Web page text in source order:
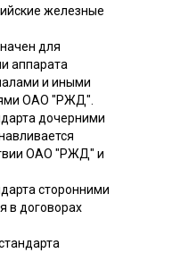
железные
для
аппарата
и иными
ОАО "РЖД".
дочерними
ОАО "РЖД" и
сторонними
в договорах